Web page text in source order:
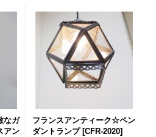
なガ
アン
フランスアンティーク☆ペン
ダントランプ [CFR-2020]